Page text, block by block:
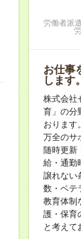
労働者派
お仕事
します。
株式会社
育」の分
おります
万全のサ
随時更新
給・通勤
譲れない
数・ベテ
教育体制
護・保育
と考えて